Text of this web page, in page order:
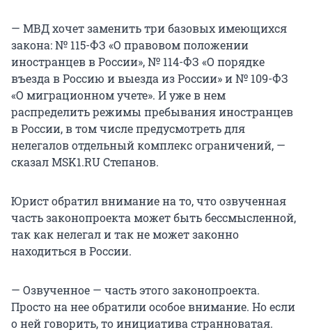
— МВД хочет заменить три базовых имеющихся
закона: № 115-ФЗ «О правовом положении
иностранцев в России», № 114-ФЗ «О порядке
въезда в Россию и выезда из России» и № 109-ФЗ
«О миграционном учете». И уже в нем
распределить режимы пребывания иностранцев
в России, в том числе предусмотреть для
нелегалов отдельный комплекс ограничений, —
сказал MSK1.RU Степанов.
Юрист обратил внимание на то, что озвученная
часть законопроекта может быть бессмысленной,
так как нелегал и так не может законно
находиться в России.
— Озвученное — часть этого законопроекта.
Просто на нее обратили особое внимание. Но если
о ней говорить, то инициатива странноватая.